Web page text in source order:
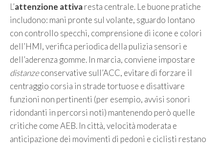
L’attenzione attivaresta centrale. Le buone pratiche
includono: mani pronte sul volante, sguardo lontano
con controllo specchi, comprensione di icone e colori
dell’HMI, verifica periodica della pulizia sensori e
dell’aderenza gomme. In marcia, conviene impostare
distanzeconservative sull’ACC, evitare di forzare il
centraggio corsia in strade tortuose e disattivare
funzioni non pertinenti (per esempio, avvisi sonori
ridondanti in percorsi noti) mantenendo però quelle
critiche come AEB. In città, velocità moderata e
anticipazione dei movimenti di pedoni e ciclisti restano